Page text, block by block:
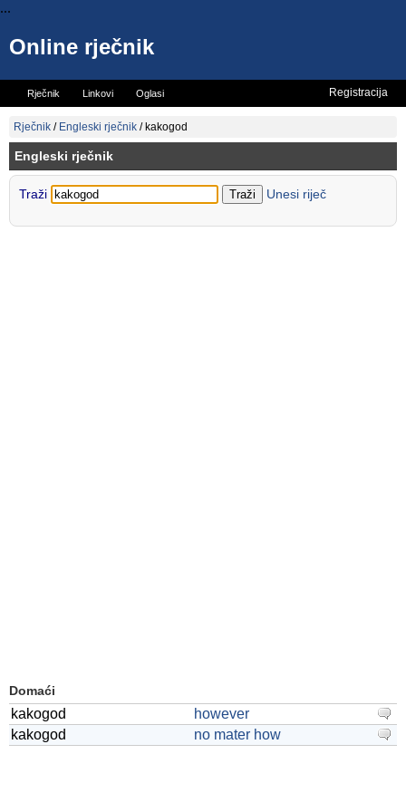
...
Online rječnik
Rječnik Linkovi Oglasi
Vicevi Mini rječnik
Registracija
Rječnik / Engleski rječnik / kakogod
Engleski rječnik
Traži Unesi riječ
Domaći
kakogod
however
kakogod
no mater how